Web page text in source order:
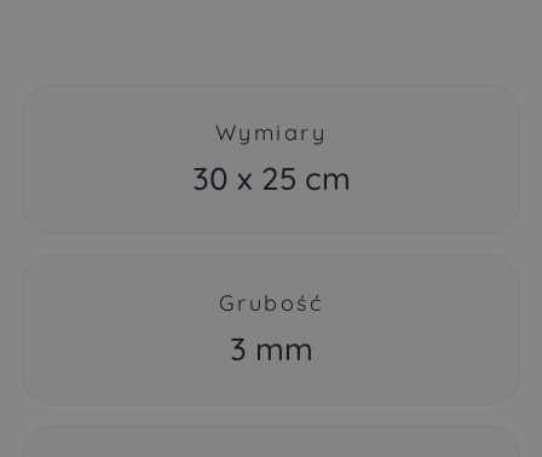
Wymiary
30 x 25 cm
Grubość
3 mm